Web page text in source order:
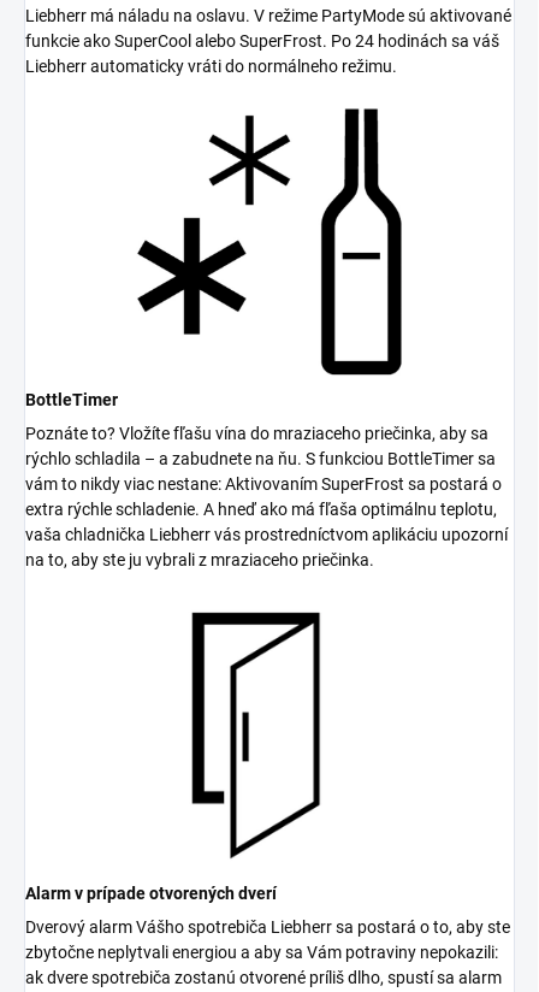
Liebherr má náladu na oslavu. V režime PartyMode sú aktivované
funkcie ako SuperCool alebo SuperFrost. Po 24 hodinách sa váš
Liebherr automaticky vráti do normálneho režimu.
BottleTimer
Poznáte to? Vložíte fľašu vína do mraziaceho priečinka, aby sa
rýchlo schladila – a zabudnete na ňu. S funkciou BottleTimer sa
vám to nikdy viac nestane: Aktivovaním SuperFrost sa postará o
extra rýchle schladenie. A hneď ako má fľaša optimálnu teplotu,
vaša chladnička Liebherr vás prostredníctvom aplikáciu upozorní
na to, aby ste ju vybrali z mraziaceho priečinka.
Alarm v prípade otvorených dverí
Dverový alarm Vášho spotrebiča Liebherr sa postará o to, aby ste
zbytočne neplytvali energiou a aby sa Vám potraviny nepokazili:
ak dvere spotrebiča zostanú otvorené príliš dlho, spustí sa alarm